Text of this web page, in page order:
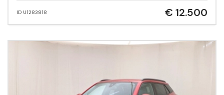
ID U1283818 € 12.500